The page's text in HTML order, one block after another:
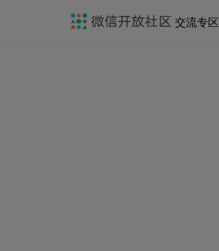
交流专区